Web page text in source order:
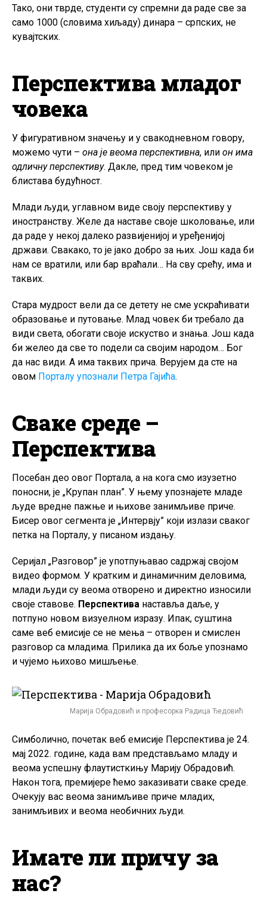
Тако, они тврде, студенти су спремни да раде све за
само 1000 (словима хиљаду) динара – српских, не
кувајтских.
Перспектива младог
човека
У фигуративном значењу и у свакодневном говору,
можемо чути – она је веома перспективна, или он има
одличну перспективу. Дакле, пред тим човеком је
блистава будућност.
Млади људи, углавном виде своју перспективу у
иностранству. Желе да наставе своје школовање, или
да раде у некој далеко развијенијој и уређенијој
држави. Свакако, то је јако добро за њих. Још када би
нам се вратили, или бар враћали… На сву срећу, има и
таквих.
Стара мудрост вели да се детету не сме ускраћивати
образовање и путовање. Млад човек би требало да
види света, обогати своје искуство и знања. Још када
би желео да све то подели са својим народом… Бог
да нас види. А има таквих прича. Верујем да сте на
овом Порталу упознали Петра Гајића.
Сваке среде –
Перспектива
Посебан део овог Портала, а на кога смо изузетно
поносни, је „Крупан план”. У њему упознајете младе
људе вредне пажње и њихове занимљиве приче.
Бисер овог сегмента је „Интервју” који излази сваког
петка на Порталу, у писаном издању.
Серијал „Разговор” је употпуњавао садржај својом
видео формом. У кратким и динамичним деловима,
млади људи су веома отворено и директно износили
своје ставове. Перспектива наставља даље, у
потпуно новом визуелном изразу. Ипак, суштина
саме веб емисије се не мења – отворен и смислен
разговор са младима. Прилика да их боље упознамо
и чујемо њихово мишљење.
Марија Обрадовић и професорка Радица Ђедовић
Симболично, почетак веб емисије Перспектива је 24.
мај 2022. године, када вам представљамо младу и
веома успешну флаутисткињу Марију Обрадовић.
Након тога, премијере ћемо заказивати сваке среде.
Очекују вас веома занимљиве приче младих,
занимљивих и веома необичних људи.
Имате ли причу за
нас?